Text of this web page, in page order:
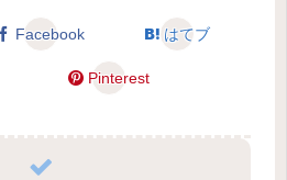
Facebook はてブ
Pinterest